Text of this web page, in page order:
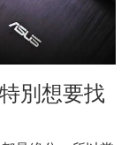
別想要找